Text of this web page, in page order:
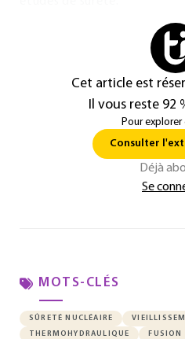
Cet article est
Il vous reste 92
Pour
Consulter
Déjà
Se
MOTS-CLÉS
SÛRETÉ NUCLÉAIRE
THERMOHYDRAULIQUE
FUSION